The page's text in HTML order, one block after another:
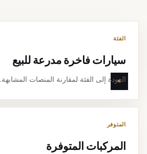
الفئة
سيارات فاخرة مدرعة للبيع
العودة إلى الفئة لمقارنة المنصات المشابهة.
المتوفر
المركبات المتوفرة